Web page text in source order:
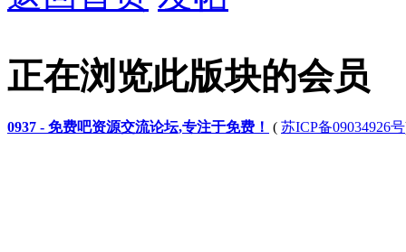
正在浏览此版块的会员
0937 - 免费吧资源交流论坛,专注于免费！ ( 苏ICP备09034926号